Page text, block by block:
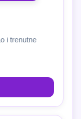
i trenutne